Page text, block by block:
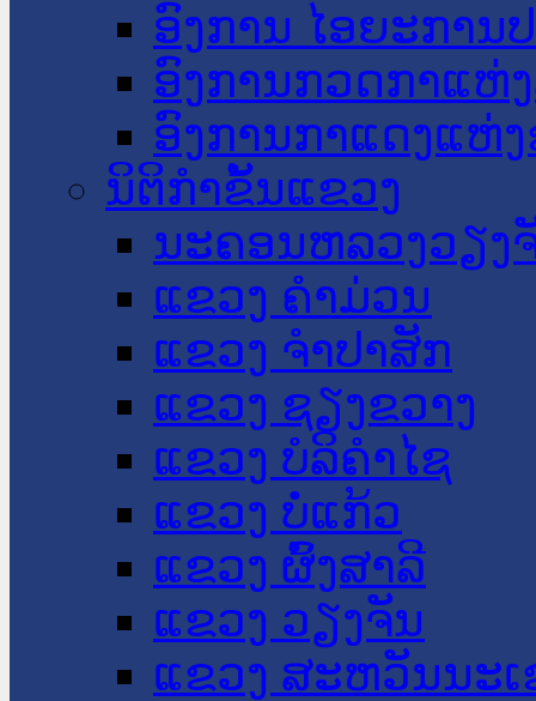
ອົງການ ໄອຍະການ
ອົງການກວດກາແຫ່
ອົງການກາແດງແຫ່
ນິຕິກໍາຂັ້ນແຂວງ
ນະ​ຄອນ​ຫລວງວຽງ
ແຂວງ ຄໍາມ່ວນ
ແຂວງ ຈໍາປາສັກ
ແຂວງ ຊຽງຂວາງ
ແຂວງ ບໍລິຄໍາໄຊ
ແຂວງ ບໍ່ແກ້ວ
ແຂວງ ຜົ້ງສາລີ
ແຂວງ ວຽງຈັນ
ແຂວງ ສະຫວັນນະ